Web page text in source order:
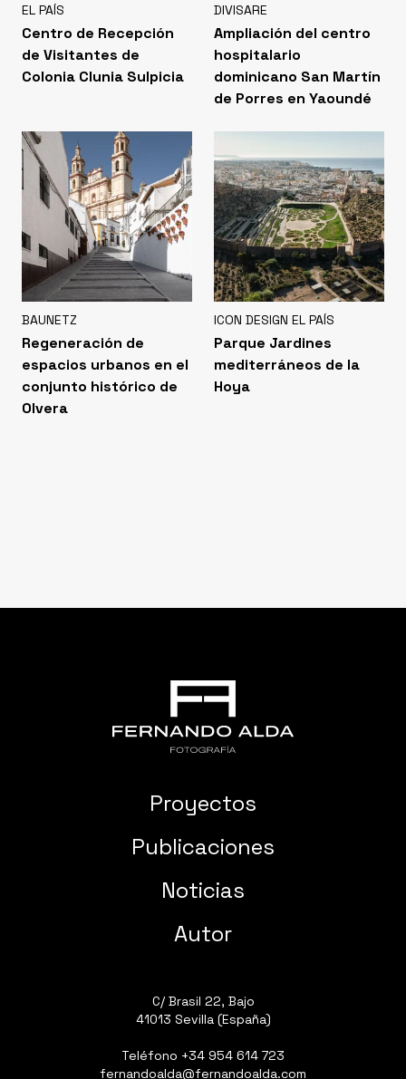
EL PAÍS
Centro de Recepción
de Visitantes de
Colonia Clunia Sulpicia
DIVISARE
Ampliación del centro
hospitalario
dominicano San Martín
de Porres en Yaoundé
BAUNETZ
Regeneración de
espacios urbanos en el
conjunto histórico de
Olvera
ICON DESIGN EL PAÍS
Parque Jardines
mediterráneos de la
Hoya
Proyectos
Publicaciones
Noticias
Autor
C/ Brasil 22, Bajo
41013 Sevilla (España)
Teléfono +34 954 614 723
fernandoalda@fernandoalda.com